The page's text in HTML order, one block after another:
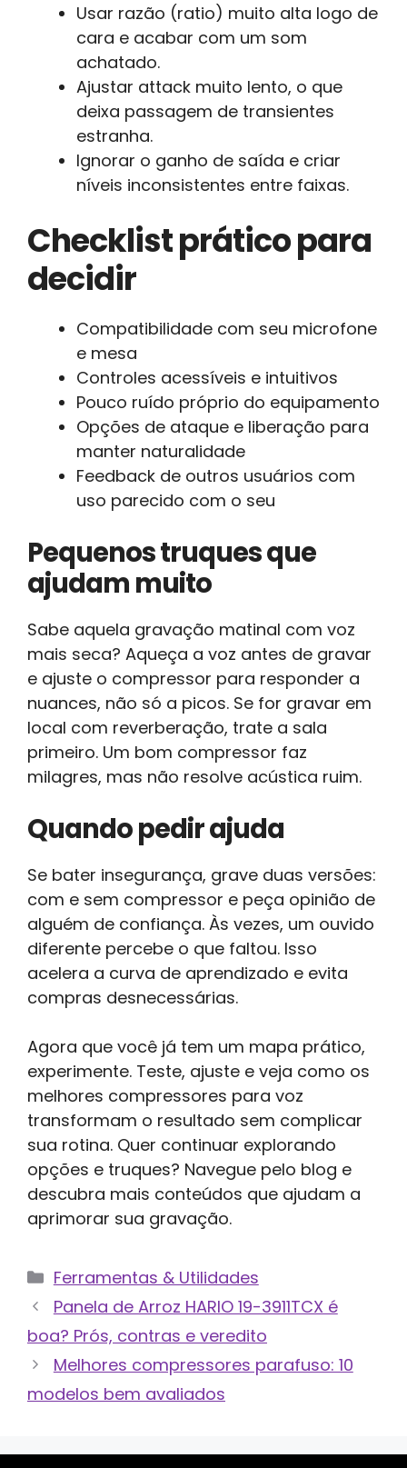
Usar razão (ratio) muito alta logo de
cara e acabar com um som
achatado.
Ajustar attack muito lento, o que
deixa passagem de transientes
estranha.
Ignorar o ganho de saída e criar
níveis inconsistentes entre faixas.
Checklist prático para
decidir
Compatibilidade com seu microfone
e mesa
Controles acessíveis e intuitivos
Pouco ruído próprio do equipamento
Opções de ataque e liberação para
manter naturalidade
Feedback de outros usuários com
uso parecido com o seu
Pequenos truques que
ajudam muito
Sabe aquela gravação matinal com voz
mais seca? Aqueça a voz antes de gravar
e ajuste o compressor para responder a
nuances, não só a picos. Se for gravar em
local com reverberação, trate a sala
primeiro. Um bom compressor faz
milagres, mas não resolve acústica ruim.
Quando pedir ajuda
Se bater insegurança, grave duas versões:
com e sem compressor e peça opinião de
alguém de confiança. Às vezes, um ouvido
diferente percebe o que faltou. Isso
acelera a curva de aprendizado e evita
compras desnecessárias.
Agora que você já tem um mapa prático,
experimente. Teste, ajuste e veja como os
melhores compressores para voz
transformam o resultado sem complicar
sua rotina. Quer continuar explorando
opções e truques? Navegue pelo blog e
descubra mais conteúdos que ajudam a
aprimorar sua gravação.
Categorias
Ferramentas & Utilidades
Panela de Arroz HARIO 19-3911TCX é
boa? Prós, contras e veredito
Melhores compressores parafuso: 10
modelos bem avaliados